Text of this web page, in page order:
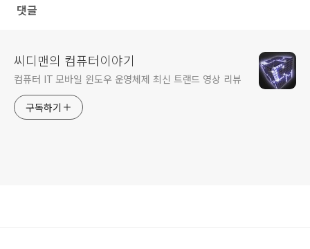
댓글
씨디맨의 컴퓨터이야기
컴퓨터 IT 모바일 윈도우 운영체제 최신 트랜드 영상 리뷰
구독하기